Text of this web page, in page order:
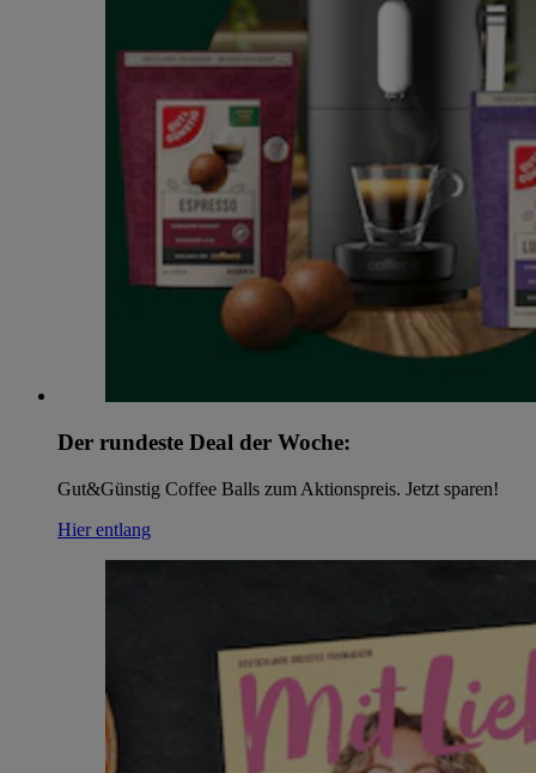
Der rundeste Deal der Woche:
Gut&Günstig Coffee Balls zum Aktionspreis. Jetzt sparen!
Hier entlang